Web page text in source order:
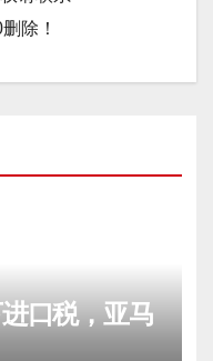
除！
口税，亚马